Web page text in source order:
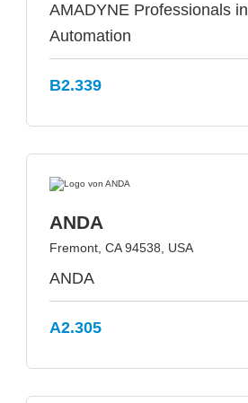
AMADYNE Professionals in
Automation
B2.339
ANDA
Fremont, CA 94538, USA
ANDA
A2.305